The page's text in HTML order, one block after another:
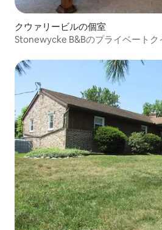
クウァリービルの個室
Stonewycke B&Bのプライベートク